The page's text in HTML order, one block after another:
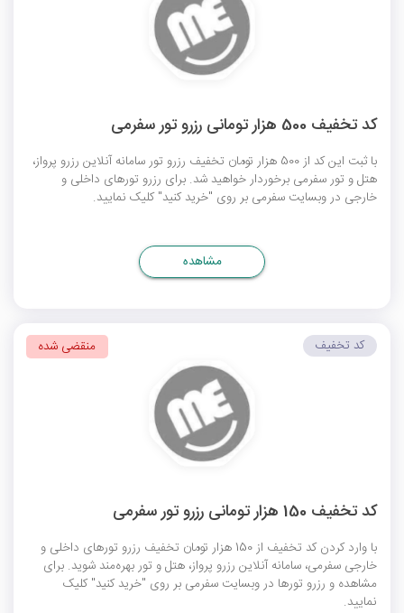
کد تخفیف 500 هزار تومانی رزرو تور سفرمی
با ثبت این کد از 500 هزار تومان تخفیف رزرو تور سامانه آنلاین رزرو پرواز،
هتل و تور سفرمی برخوردار خواهید شد. برای رزرو تورهای داخلی و
خارجی در وبسایت سفرمی بر روی "خرید کنید" کلیک نمایید.
مشاهده
کد تخفیف 150 هزار تومانی رزرو تور سفرمی
با وارد کردن کد تخفیف از 150 هزار تومان تخفیف رزرو تورهای داخلی و
خارجی سفرمی، سامانه آنلاین رزرو پرواز، هتل و تور بهره‌مند شوید. برای
مشاهده و رزرو تورها در وبسایت سفرمی بر روی "خرید کنید" کلیک
نمایید.
کد تخفیف منقضی شده